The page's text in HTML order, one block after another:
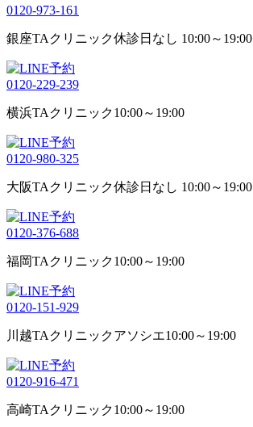
0120-973-161
銀座TAクリニック休診日なし 10:00～19:00
0120-229-239
横浜TAクリニック10:00～19:00
0120-980-325
大阪TAクリニック休診日なし 10:00～19:00
0120-376-688
福岡TAクリニック10:00～19:00
0120-151-929
川越TAクリニックアソシエ10:00～19:00
0120-916-471
高崎TAクリニック10:00～19:00